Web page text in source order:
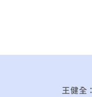
王健全